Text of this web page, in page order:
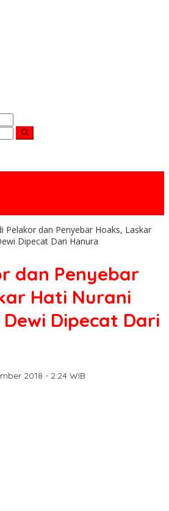
Pelakor dan Penyebar Hoaks, Laskar
Dipecat Dari Hanura
dan Penyebar
Hati Nurani
Dipecat Dari
2018 - 2:24 WIB